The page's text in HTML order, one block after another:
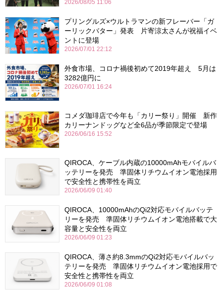
2026/08/05 11:06
プリングルズ×ウルトラマンの新フレーバー「ガ
ーリックバター」発表 片寄涼太さんが祝福イベ
ントに登場
2026/07/01 22:12
外食市場、コロナ禍後初めて2019年超え 5月は
3282億円に
2026/07/01 16:24
コメダ珈琲店で今年も「カリー祭り」開催 新作
カリーナンドッグなど全6品が季節限定で登場
2026/06/16 15:52
QIROCA、ケーブル内蔵の10000mAhモバイルバ
ッテリーを発売 準固体リチウムイオン電池採用
で安全性と携帯性を両立
2026/06/09 01:40
QIROCA、10000mAhのQi2対応モバイルバッテ
リーを発売 準固体リチウムイオン電池搭載で大
容量と安全性を両立
2026/06/09 01:23
QIROCA、薄さ約8.3mmのQi2対応モバイルバッ
テリーを発売 準固体リチウムイオン電池採用で
安全性と携帯性を両立
2026/06/09 01:08